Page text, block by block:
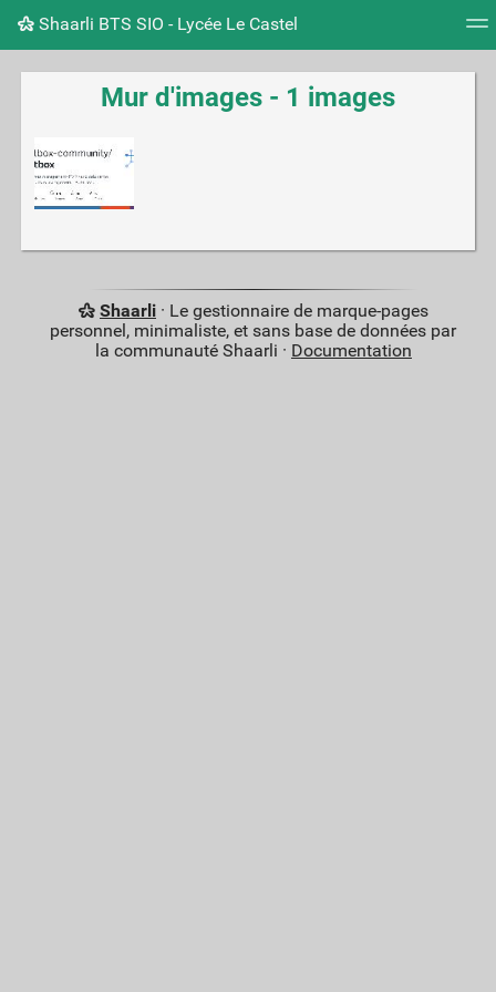
Shaarli BTS SIO - Lycée Le Castel
Nuage de tags Mur d'images Quotidien Flux
Mur d'images - 1 images
Shaarli· Le gestionnaire de marque-pages
personnel, minimaliste, et sans base de données par
la communauté Shaarli · Documentation